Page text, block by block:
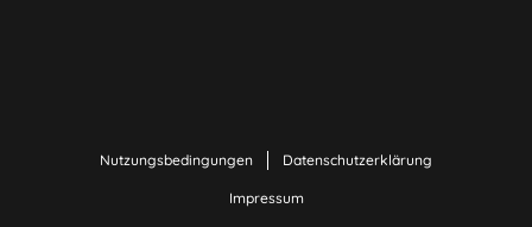
Nutzungsbedingungen Datenschutzerklärung
Impressum